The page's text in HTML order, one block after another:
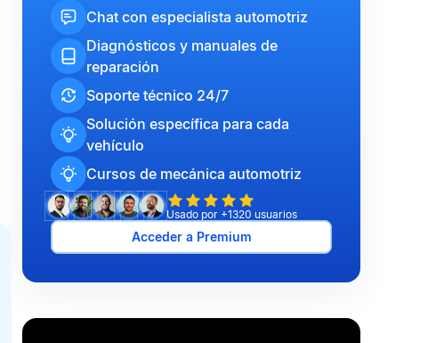
Chat con especialista automotriz
Diagnósticos y manuales de
reparación
Soporte técnico 24/7
Solución específica para cada
vehículo
Cursos de mecánica automotriz
Usado por +1320 usuarios
Acceder a Premium